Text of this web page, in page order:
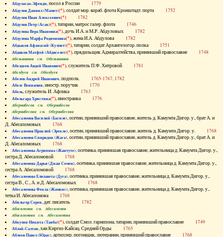
Абдуласах-Эфенди, посол в России 1779
Абдулов Даниил (Мамет)(*), солдат мор. кораб. флота Кронштадт. порта 1752
Абдулов Иван Алексеевич(*) 1782
Абдулов Петр (Асак)(*), татарин, матрос галер. флота 1746
Абдулова Вера Ивановна(*), дочь И.А. и М.Р. Абдуловых 1782
Абдулова Марфа Родионовна(*), жена И.А. Абдулова 1782
Абдыков Афанасий (Кулмет)(*), татарин, солдат Архангелогор. полка 1751
Абдяков Матфей (Абдяселет)(*), прядильщик Адмиралтейства, принявший православие 1748
Абезьянинов см. Обезьянинов
Абелдеев Авдей Иванович(*), служитель П.Ф. Хитровой 1781
Абелдуев см. Оболдуев
Абелов Андрей Иванович, подполк. 1765-1767, 1782
Абелс Вениамин, иностр. поручик 1770
Абель, служитель И. Афлика 1763
Абельгард Христина(*), иностранка 1776
Абернибесов см. Обернибесов
Абернибесова см. Обернибесова
Абесаломов Василий (Басиле), осетин, принявший православие, житель д. Камумта Дигор. у., брат А. и
Д. Абесаломовых 1768
Абесаломов Ираклий (Эрекле), осетин, принявший православие, житель д. Камумта Дигор. у. 1768
Абесаломов Спиридон (Жага), осетин, принявший православие, житель д. Камумта Дигор. у., брат А. и
Д. Абесаломовых 1768
Абесаломова Агрипина (Жантуте), осетинка, принявшая православие, жительница д. Камумта Дигор. у.,
сестра Д. Абесаломовой 1768
Абесаломова Дарья (Джан Семен), осетинка, принявшая православие, жительница д. Камумта Дигор. у.,
сестра А. Абесаломовой 1768
Абесаломова Елизавета (Дуга), осетинка, принявшая православие, жительница д. Камумта Дигор. у.,
сестра В., С., А. и Д. Абесаломовых 1768
Абесаломова Фекла (Жамкис), осетинка, принявшая православие, жительница д. Камумта Дигор. у.,
тетка И. Абесаломова 1768
Абильгор Серен, дат. писатель 1782
Абисаломов см. Абесаломов
Абисаломова см. Абесаломова
Абкузин Никита (Танба)(*), солдат Смол. гарнизона, татарин, принявший православие 1749
Аблай-Салтан, хан Киргиз-Кайсац. Средней Орды 1765
Аблеев Павел (Юрас), артиллер. погонщик, лютеранин, принявший православие 1768